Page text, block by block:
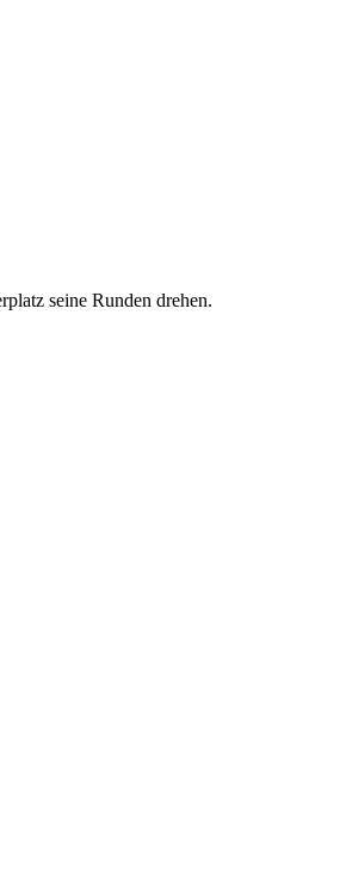
seine Runden drehen.